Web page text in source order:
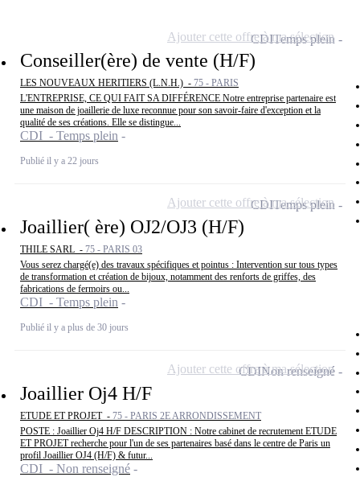
Conseiller(ère) de vente (H/F)
LES NOUVEAUX HERITIERS (L.N.H.) - 75 - PARIS
L'ENTREPRISE, CE QUI FAIT SA DIFFÉRENCE Notre entreprise partenaire est
une maison de joaillerie de luxe reconnue pour son savoir-faire d'exception et la
qualité de ses créations. Elle se distingue...
CDI - Temps plein
Publié il y a 22 jours
CDITemps plein
Ajouter cette offre à ma sélection
Joaillier( ère) OJ2/OJ3 (H/F)
THILE SARL - 75 - PARIS 03
Vous serez chargé(e) des travaux spécifiques et pointus : Intervention sur tous types
de transformation et création de bijoux, notamment des renforts de griffes, des
fabrications de fermoirs ou...
CDI - Temps plein
Publié il y a plus de 30 jours
CDITemps plein
Ajouter cette offre à ma sélection
Joaillier Oj4 H/F
ETUDE ET PROJET - 75 - PARIS 2E ARRONDISSEMENT
POSTE : Joaillier Oj4 H/F DESCRIPTION : Notre cabinet de recrutement ETUDE
ET PROJET recherche pour l'un de ses partenaires basé dans le centre de Paris un
profil Joaillier OJ4 (H/F) & futur...
CDI - Non renseigné
CDINon renseigné
Ajouter cette offre à ma sélection